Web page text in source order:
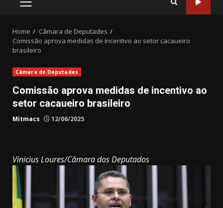
PRIMARY
Home
Câmara de Deputades
Comissão aprova medidas de incentivo ao setor cacaueiro
brasileiro
Câmara de Deputades
Comissão aprova medidas de incentivo ao
setor cacaueiro brasileiro
Mitmacs 12/06/2025
Vinicius Loures/Câmara dos Deputados